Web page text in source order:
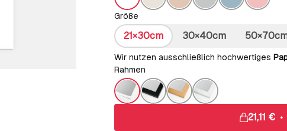
Größe
21×30cm 30×40cm
Wir nutzen ausschließlich hochwertiges
Rahmen
21,11 € •